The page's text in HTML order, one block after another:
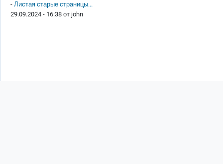
- Листая старые страницы...
29.09.2024 - 16:38 от john